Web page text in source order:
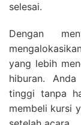
selesai.
Dengan
yang lebih
hiburan.
tinggi tanpa
membeli kursi